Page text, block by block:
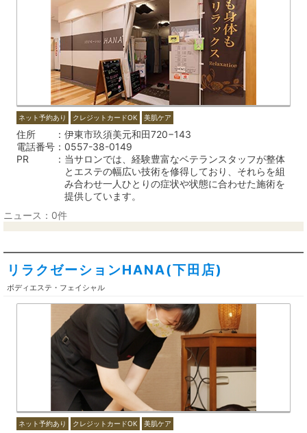
ネット予約あり クレジットカードOK 美肌ケア
住所
伊東市玖須美元和田720−143
電話番号
0557-38-0149
PR
当サロンでは、経験豊富なベテランスタッフが整体
とエステの幅広い技術を修得しており、それらを組
み合わせ一人ひとりの症状や状態に合わせた施術を
提供しています。
ニュース：0件
リラクゼーションHANA(下田店)
ボディエステ・フェイシャル
ネット予約あり クレジットカードOK 美肌ケア